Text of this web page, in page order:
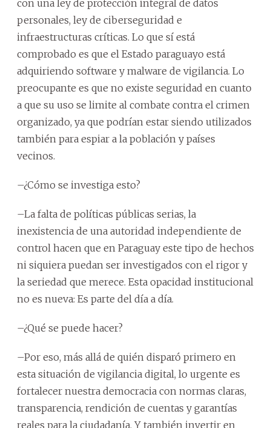
con una ley de protección integral de datos
personales, ley de ciberseguridad e
infraestructuras críticas. Lo que sí está
comprobado es que el Estado paraguayo está
adquiriendo software y malware de vigilancia. Lo
preocupante es que no existe seguridad en cuanto
a que su uso se limite al combate contra el crimen
organizado, ya que podrían estar siendo utilizados
también para espiar a la población y países
vecinos.
–¿Cómo se investiga esto?
–La falta de políticas públicas serias, la
inexistencia de una autoridad independiente de
control hacen que en Paraguay este tipo de hechos
ni siquiera puedan ser investigados con el rigor y
la seriedad que merece. Esta opacidad institucional
no es nueva: Es parte del día a día.
–¿Qué se puede hacer?
–Por eso, más allá de quién disparó primero en
esta situación de vigilancia digital, lo urgente es
fortalecer nuestra democracia con normas claras,
transparencia, rendición de cuentas y garantías
reales para la ciudadanía. Y también invertir en